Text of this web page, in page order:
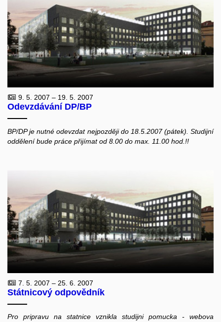
9. 5. 2007 – 19. 5. 2007
Odevzdávání DP/BP
BP/DP je nutné odevzdat nejpozději do 18.5.2007 (pátek). Studijní
oddělení bude práce přijímat od 8.00 do max. 11.00 hod.!!
7. 5. 2007 – 25. 6. 2007
Státnicový odpovědník
Pro pripravu na statnice vznikla studijni pomucka - webova